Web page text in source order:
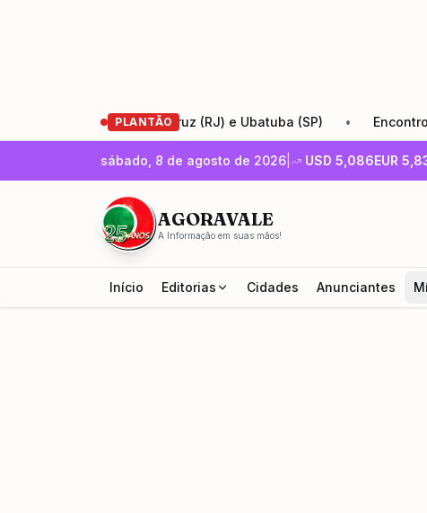
PLANTÃO
entre Santa Cruz (RJ) e Ubatuba (SP) • Encontro de
sábado, 8 de agosto de 2026 USD 5,086EUR
AGORAVALE
A Informação em suas mãos!
Início Editorias Cidades Anunciantes